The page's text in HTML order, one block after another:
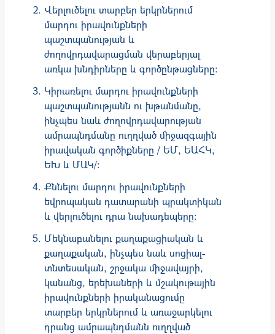
Վերլուծելու տարբեր երկրներում
մարդու իրավունքների
պաշտպանության և
ժողովրդավարացման վերաբերյալ
առկա խնդիրները և գործընթացները։
Կիրառելու մարդու իրավունքների
պաշտպանությանն ու խթանմանը,
ինչպես նաև ժողովրդավարության
ամրապնդմանը ուղղված միջազգային
իրավական գործիքները / ԵՄ, ԵԱՀԿ,
ԵԽ և ՄԱԿ/։
Քննելու մարդու իրավունքների
եվրոպական դատարանի պրակտիկան
և վերլուծելու դրա նախադեպերը։
Մեկնաբանելու քաղաքացիական և
քաղաքական, ինչպես նաև սոցիալ-
տնտեսական, շրջակա միջավայրի,
կանանց, երեխաների և մշակութային
իրավունքների իրականացումը
տարբեր երկրներում և առաջարկելու
դրանց ամրապնդմանն ուղղված